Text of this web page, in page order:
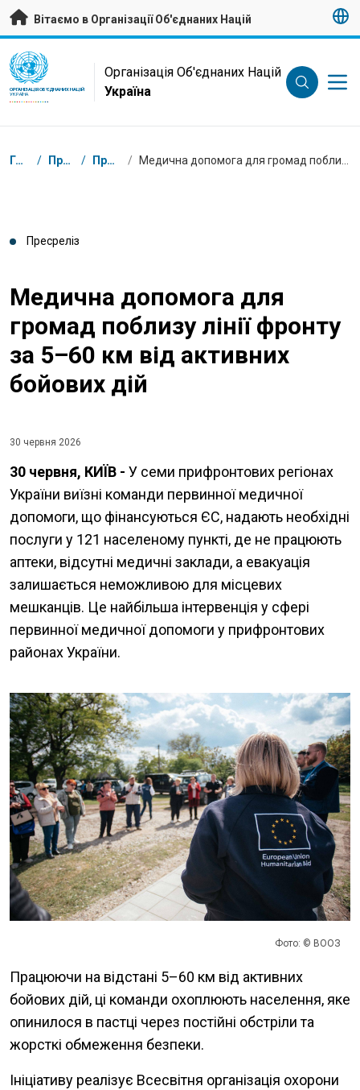
Перейти на головну сторінку
Вітаємо в Організації Об'єднаних Націй
UN Logo
ОРГАНІЗАЦІЯ ОБ'ЄДНАНИХ НАЦІЙ
УКРАЇНА
Організація Об'єднаних Націй
Україна
Низка
Головна / Пресцентр / Пресрелізи /
Пресреліз
Медична допомога для
громад поблизу лінії фронту
за 5–60 км від активних
бойових дій
30 червня 2026
30 червня, КИЇВ - У семи прифронтових регіонах
України виїзні команди первинної медичної
допомоги, що фінансуються ЄС, надають необхідні
послуги у 121 населеному пункті, де не працюють
аптеки, відсутні медичні заклади, а евакуація
залишається неможливою для місцевих
мешканців. Це найбільша інтервенція у сфері
первинної медичної допомоги у прифронтових
районах України.
Фото: © ВООЗ
Працюючи на відстані 5–60 км від активних
бойових дій, ці команди охоплюють населення, яке
опинилося в пастці через постійні обстріли та
жорсткі обмеження безпеки.
Ініціативу реалізує Всесвітня організація охорони